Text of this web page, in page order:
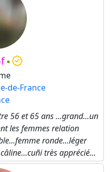
de-France
56 et 65 ans ...grand...un
les femmes relation
ronde...léger
très apprécié...